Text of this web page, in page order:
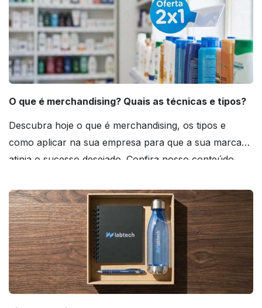
O que é merchandising? Quais as técnicas e tipos?
Descubra hoje o que é merchandising, os tipos e
como aplicar na sua empresa para que a sua marca
atinja o sucesso desejado. Confira nosso conteúdo